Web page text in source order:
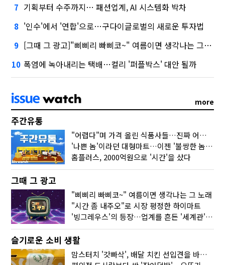
7 기획부터 수주까지… 패션업계, AI 시스템화 박차
8 '인수'에서 '연합'으로…구다이글로벌의 새로운 투자법
9 [그때 그 광고]"삐삐리 빠삐코~" 여름이면 생각나는 그 노래
10 폭염에 녹아내리는 택배…컬리 '퍼플박스' 대안 될까
more
주간유통
"어렵다"며 가격 올린 식품사들…진짜 어려운 거 맞아?
'나쁜 놈'이라던 대형마트…이젠 '불쌍한 놈' 됐다
홈플러스, 2000억원으로 '시간'을 샀다
그때 그 광고
"삐삐리 빠삐코~" 여름이면 생각나는 그 노래
"시간 좀 내주오"로 시장 평정한 하이마트
'빙그레우스'의 등장…업계를 흔든 '세계관' 마케팅
슬기로운 소비 생활
맘스터치 '갓빠삭', 배달 치킨 선입견을 바꿨다